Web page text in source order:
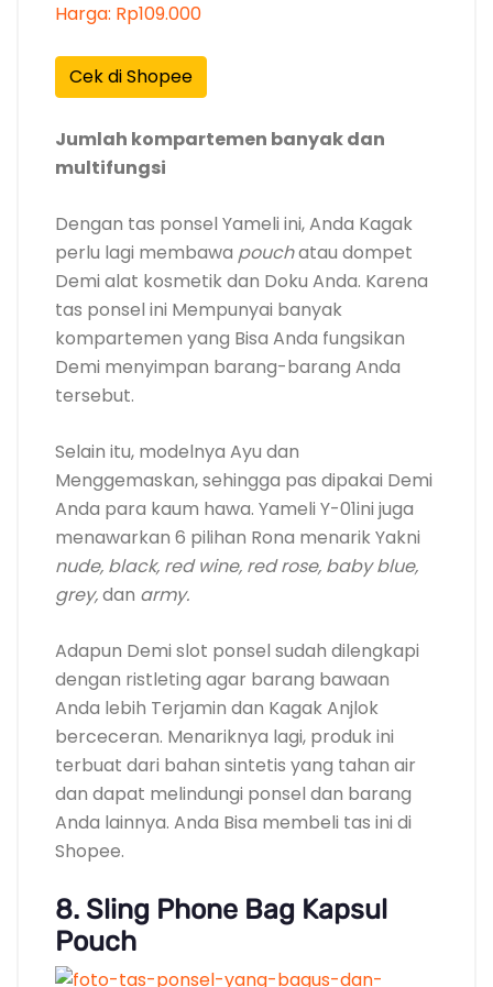
Harga: Rp109.000
Cek di Shopee
Jumlah kompartemen banyak dan
multifungsi
Dengan tas ponsel Yameli ini, Anda Kagak
perlu lagi membawa pouchatau dompet
Demi alat kosmetik dan Doku Anda. Karena
tas ponsel ini Mempunyai banyak
kompartemen yang Bisa Anda fungsikan
Demi menyimpan barang-barang Anda
tersebut.
Selain itu, modelnya Ayu dan
Menggemaskan, sehingga pas dipakai Demi
Anda para kaum hawa. Yameli Y-01ini juga
menawarkan 6 pilihan Rona menarik Yakni
nude, black, red wine, red rose, baby blue,
grey,dan army.
Adapun Demi slot ponsel sudah dilengkapi
dengan ristleting agar barang bawaan
Anda lebih Terjamin dan Kagak Anjlok
berceceran. Menariknya lagi, produk ini
terbuat dari bahan sintetis yang tahan air
dan dapat melindungi ponsel dan barang
Anda lainnya. Anda Bisa membeli tas ini di
Shopee.
8. Sling Phone Bag Kapsul
Pouch